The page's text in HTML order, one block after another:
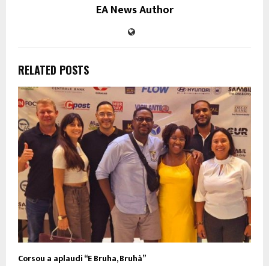
EA News Author
RELATED POSTS
Corsou a aplaudi “E Bruha, Bruhà”